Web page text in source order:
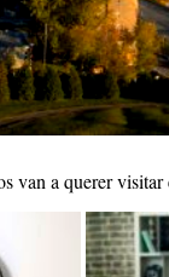
van a querer